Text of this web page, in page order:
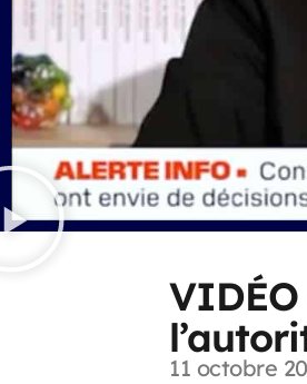
11 octobre